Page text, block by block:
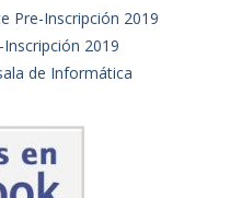
Pre-Inscripción 2019
2019
de Informática